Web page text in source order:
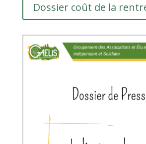
Dossier coût de la